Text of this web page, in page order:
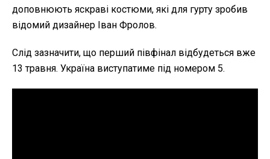
доповнюють яскраві костюми, які для гурту зробив
відомий дизайнер Іван Фролов.
Слід зазначити, що перший півфінал відбудеться вже
13 травня. Україна виступатиме під номером 5.